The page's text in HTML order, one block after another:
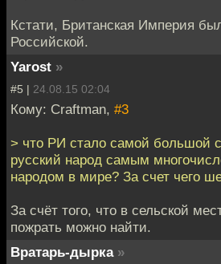
Кстати, Британская Империя
Российской.
Yarost »
#5 | 24.08.15 02:04
Кому: Craftman, #3
> что РИ стало самой большой
русский народ самым
народом в мире? За счет чего
За счёт того, что в сельской
пожрать можно найти.
Вратарь-дырка »